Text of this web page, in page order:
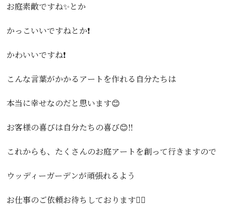
お庭素敵ですね✨とか
かっこいいですねとか❗️
かわいいですね❗️
こんな言葉がかかるアートを作れる自分たちは
本当に幸せなのだと思います😊
お客様の喜びは自分たちの喜び😊‼️
これからも、たくさんのお庭アートを創って行きますので
ウッディーガーデンが頑張れるよう
お仕事のご依頼お待ちしております🙇‍♂️